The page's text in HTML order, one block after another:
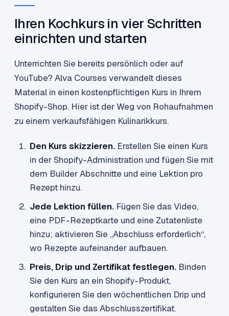
Ihren Kochkurs in vier Schritten
einrichten und starten
Unterrichten Sie bereits persönlich oder auf
YouTube? Alva Courses verwandelt dieses
Material in einen kostenpflichtigen Kurs in Ihrem
Shopify-Shop. Hier ist der Weg von Rohaufnahmen
zu einem verkaufsfähigen Kulinarikkurs.
Den Kurs skizzieren. Erstellen Sie einen Kurs
in der Shopify-Administration und fügen Sie mit
dem Builder Abschnitte und eine Lektion pro
Rezept hinzu.
Jede Lektion füllen. Fügen Sie das Video,
eine PDF-Rezeptkarte und eine Zutatenliste
hinzu; aktivieren Sie „Abschluss erforderlich“,
wo Rezepte aufeinander aufbauen.
Preis, Drip und Zertifikat festlegen. Binden
Sie den Kurs an ein Shopify-Produkt,
konfigurieren Sie den wöchentlichen Drip und
gestalten Sie das Abschlusszertifikat.